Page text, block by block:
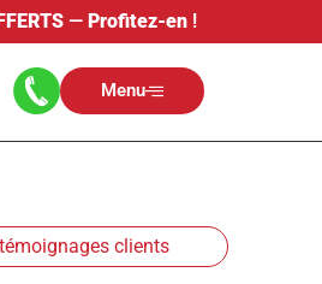
— Profitez-en!
Menu
clients